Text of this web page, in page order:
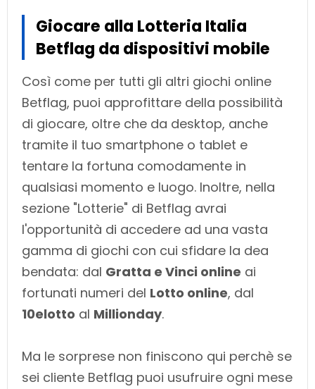
Giocare alla Lotteria Italia
Betflag da dispositivi mobile
Così come per tutti gli altri giochi online
Betflag, puoi approfittare della possibilità
di giocare, oltre che da desktop, anche
tramite il tuo smartphone o tablet e
tentare la fortuna comodamente in
qualsiasi momento e luogo. Inoltre, nella
sezione "Lotterie" di Betflag avrai
l'opportunità di accedere ad una vasta
gamma di giochi con cui sfidare la dea
bendata: dal Gratta e Vinci online ai
fortunati numeri del Lotto online, dal
10elotto al Millionday.
Ma le sorprese non finiscono qui perchè se
sei cliente Betflag puoi usufruire ogni mese